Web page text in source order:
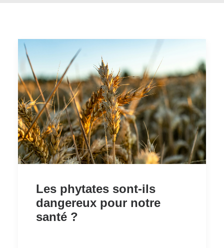
Les phytates sont-ils
dangereux pour notre
santé ?